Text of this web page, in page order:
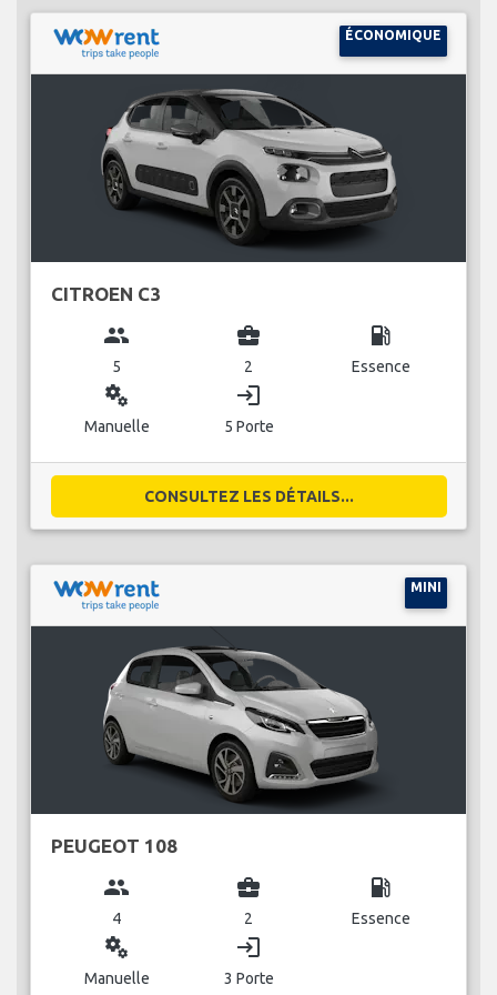
ÉCONOMIQUE
CITROEN C3
group
5
business_center
2
local_gas_station
Essence
miscellaneous_services
Manuelle
login
5 Porte
CONSULTEZ LES DÉTAILS...
MINI
PEUGEOT 108
group
4
business_center
2
local_gas_station
Essence
miscellaneous_services
Manuelle
login
3 Porte